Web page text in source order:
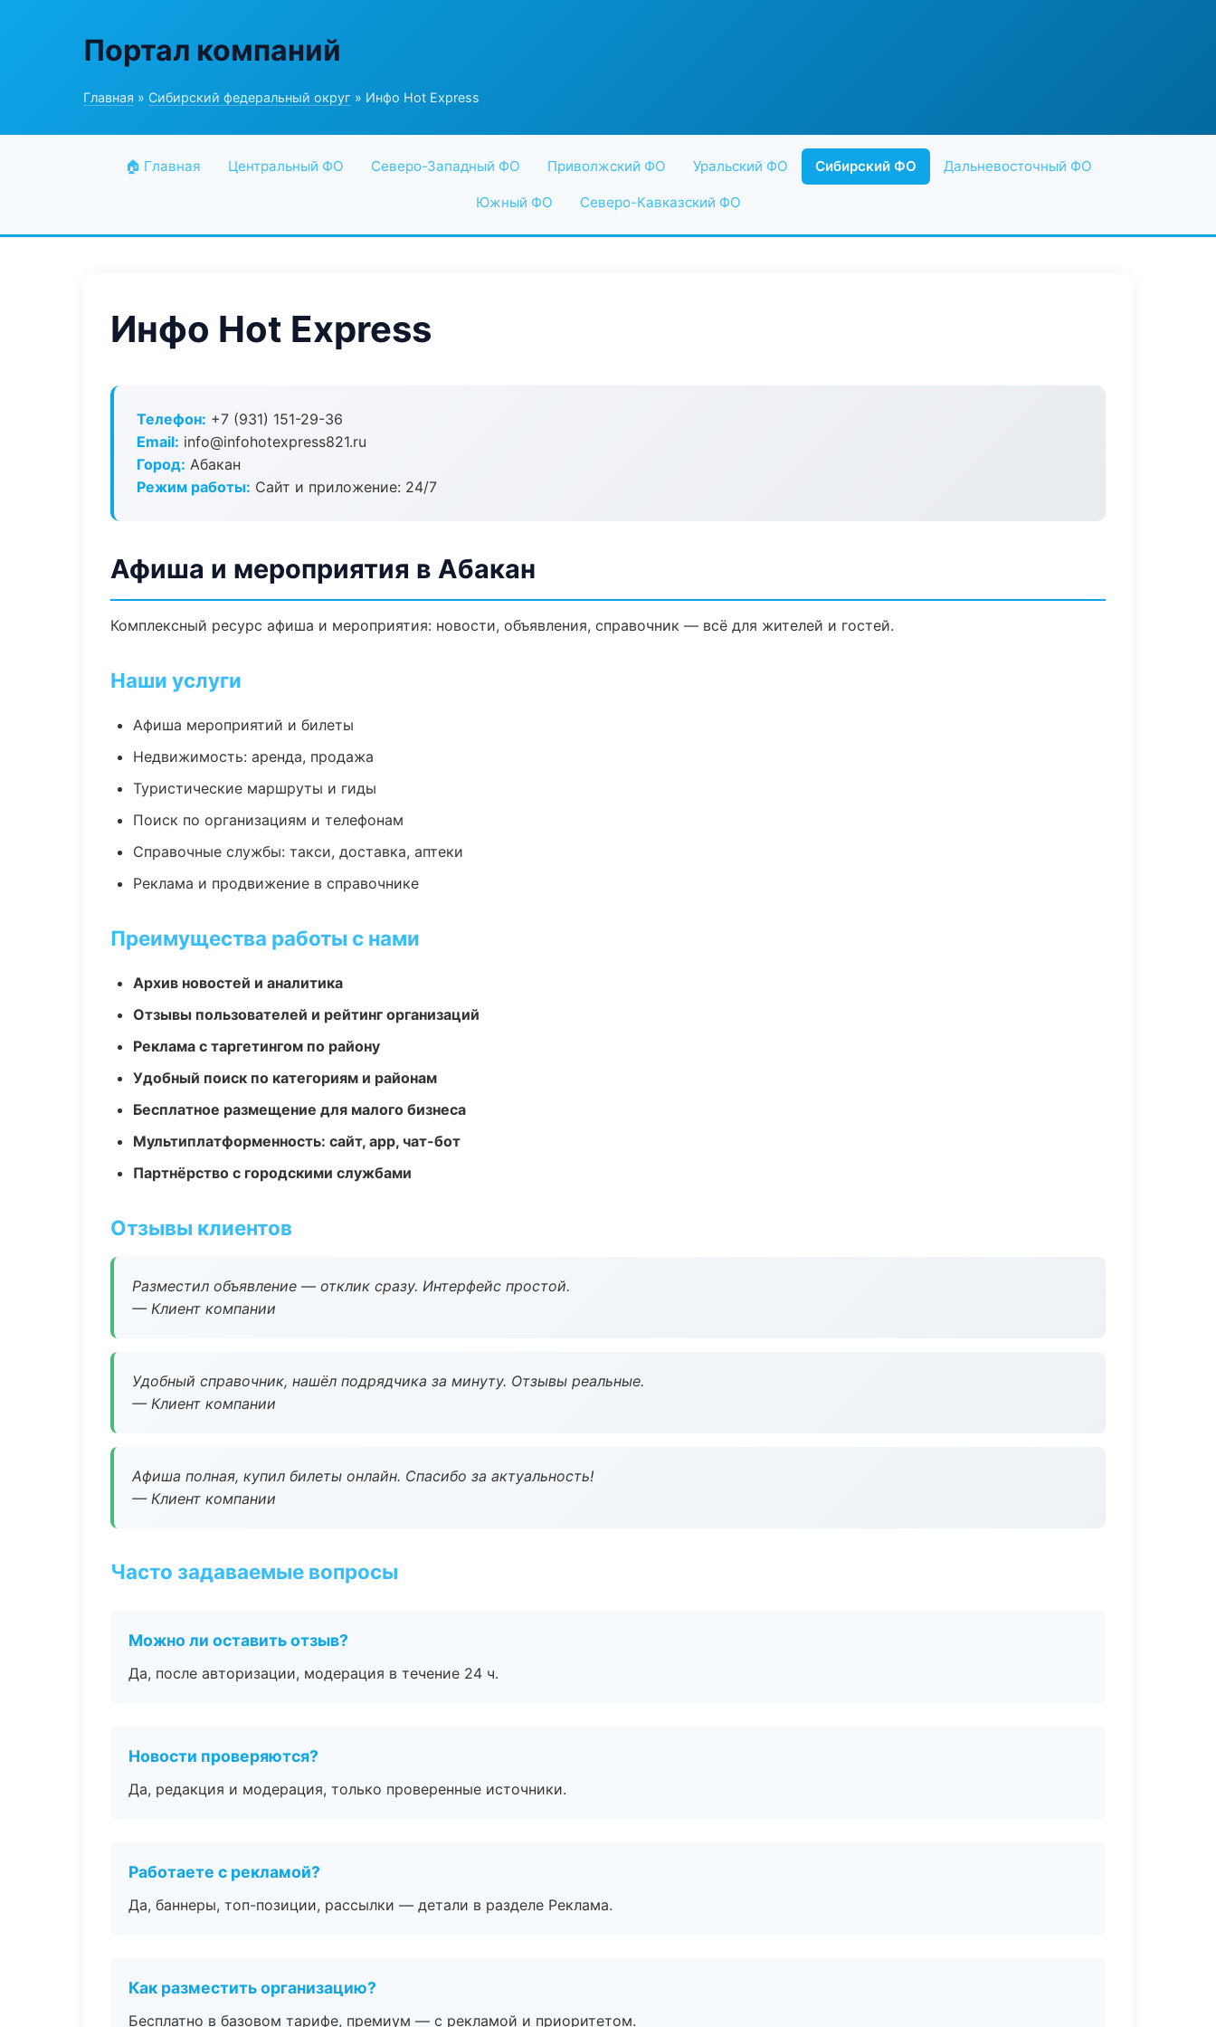
Портал компаний
Главная » Сибирский федеральный округ » Инфо Hot Express
🏠 Главная Центральный ФО Северо-Западный ФО Приволжский ФО Уральский ФО Сибирский ФО Дальневосточный ФО
Южный ФО Северо-Кавказский ФО
Инфо Hot Express
Телефон: +7 (931) 151-29-36
Email: info@infohotexpress821.ru
Город: Абакан
Режим работы: Сайт и приложение: 24/7
Афиша и мероприятия в Абакан
Комплексный ресурс афиша и мероприятия: новости, объявления, справочник — всё для жителей и гостей.
Наши услуги
Афиша мероприятий и билеты
Недвижимость: аренда, продажа
Туристические маршруты и гиды
Поиск по организациям и телефонам
Справочные службы: такси, доставка, аптеки
Реклама и продвижение в справочнике
Преимущества работы с нами
Архив новостей и аналитика
Отзывы пользователей и рейтинг организаций
Реклама с таргетингом по району
Удобный поиск по категориям и районам
Бесплатное размещение для малого бизнеса
Мультиплатформенность: сайт, app, чат-бот
Партнёрство с городскими службами
Отзывы клиентов
Разместил объявление — отклик сразу. Интерфейс простой.
— Клиент компании
Удобный справочник, нашёл подрядчика за минуту. Отзывы реальные.
— Клиент компании
Афиша полная, купил билеты онлайн. Спасибо за актуальность!
— Клиент компании
Часто задаваемые вопросы
Можно ли оставить отзыв?
Да, после авторизации, модерация в течение 24 ч.
Новости проверяются?
Да, редакция и модерация, только проверенные источники.
Работаете с рекламой?
Да, баннеры, топ-позиции, рассылки — детали в разделе Реклама.
Как разместить организацию?
Бесплатно в базовом тарифе, премиум — с рекламой и приоритетом.